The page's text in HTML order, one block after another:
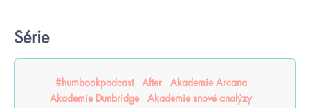
Série
#humbookpodcast After
Akademie Arcana
Akademie Dunbridge
Akademie snové analýzy